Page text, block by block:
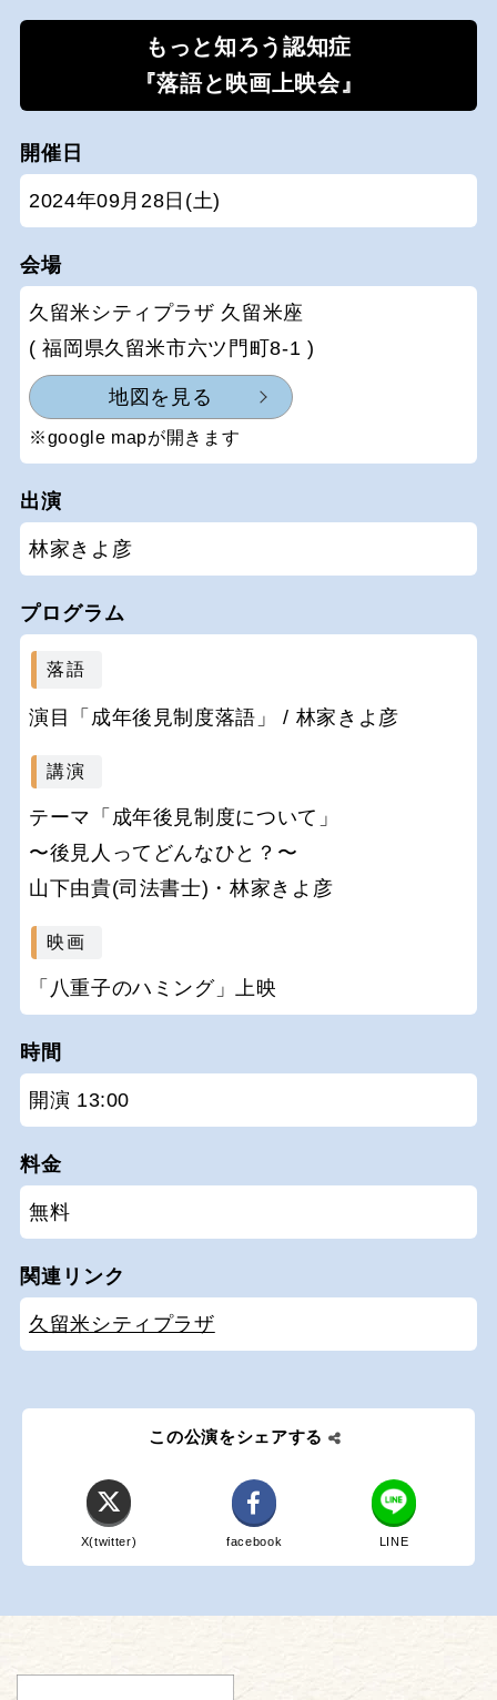
もっと知ろう認知症
『落語と映画上映会』
開催日
2024年09月28日(土)
会場
久留米シティプラザ 久留米座
( 福岡県久留米市六ツ門町8-1 )
地図を見る
※google mapが開きます
出演
林家きよ彦
プログラム
落語
演目「成年後見制度落語」 / 林家きよ彦
講演
テーマ「成年後見制度について」
〜後見人ってどんなひと？〜
山下由貴(司法書士)・林家きよ彦
映画
「八重子のハミング」上映
時間
開演 13:00
料金
無料
関連リンク
久留米シティプラザ
この公演をシェアする
X(twitter) facebook LINE